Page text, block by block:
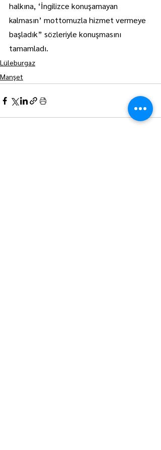
halkına, ‘İngilizce konuşamayan
kalmasın’ mottomuzla hizmet vermeye
başladık” sözleriyle konuşmasını
tamamladı.
Lüleburgaz
Manşet